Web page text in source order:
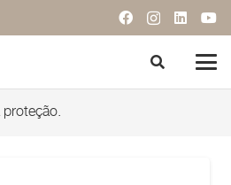
proteção.